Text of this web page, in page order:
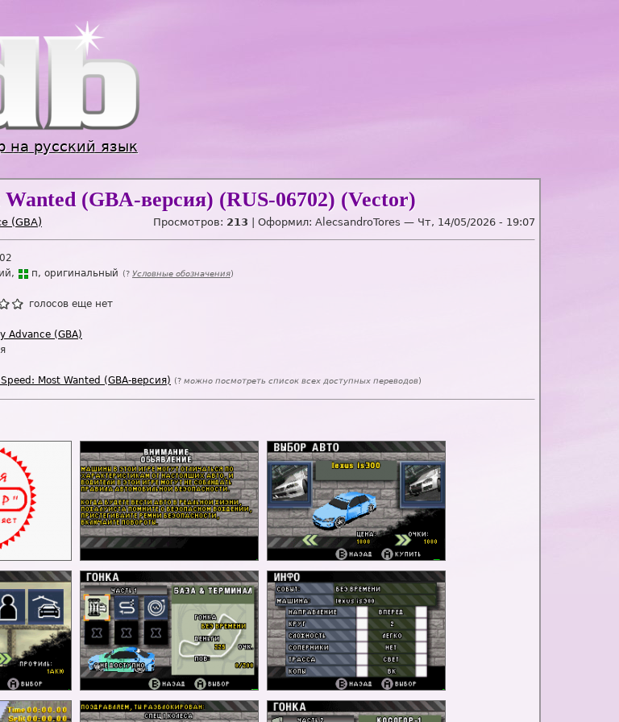
на русский язык
(GBA-версия) (RUS-06702) (Vector)
(GBA) Просмотров: 213 | Оформил: AlecsandroTores — Чт, 14/05/2026 - 19:07
п оригинальный (? Условные обозначения)
голосов еще нет
Advance (GBA)
Most Wanted (GBA-версия) (? можно посмотреть список всех доступных переводов)